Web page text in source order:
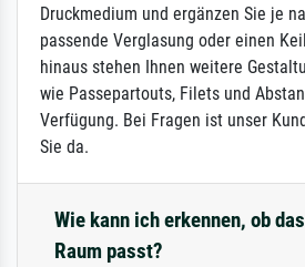
Druckmedium und ergänzen Sie je
passende Verglasung oder einen
hinaus stehen Ihnen weitere
wie Passepartouts, Filets und
Verfügung. Bei Fragen ist unser
Sie da.
Wie kann ich erkennen, ob
Raum passt?